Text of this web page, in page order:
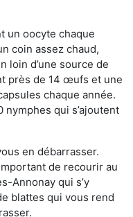
un oocyte chaque
coin assez chaud,
loin d’une source de
près de 14 œufs et une
chaque année.
qui s’ajoutent
en débarrasser.
de recourir au
Annonay qui s’y
blattes qui vous rend